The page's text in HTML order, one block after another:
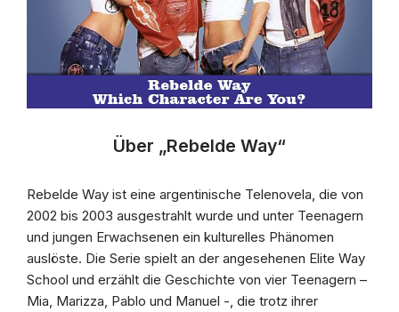
Über „Rebelde Way“
Rebelde Way ist eine argentinische Telenovela, die von
2002 bis 2003 ausgestrahlt wurde und unter Teenagern
und jungen Erwachsenen ein kulturelles Phänomen
auslöste. Die Serie spielt an der angesehenen Elite Way
School und erzählt die Geschichte von vier Teenagern –
Mia, Marizza, Pablo und Manuel -, die trotz ihrer